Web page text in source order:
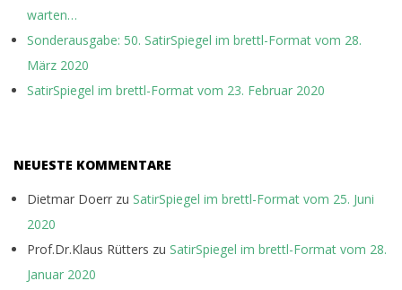
warten…
Sonderausgabe: 50. SatirSpiegel im brettl-Format vom 28.
März 2020
SatirSpiegel im brettl-Format vom 23. Februar 2020
NEUESTE KOMMENTARE
Dietmar Doerr zu SatirSpiegel im brettl-Format vom 25. Juni
2020
Prof.Dr.Klaus Rütters zu SatirSpiegel im brettl-Format vom 28.
Januar 2020